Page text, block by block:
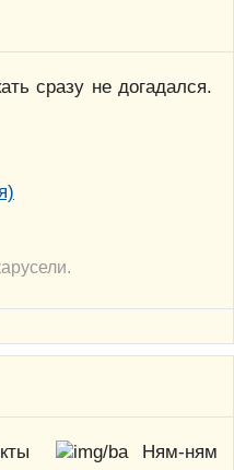
сразу не догадался.
Ням-ням